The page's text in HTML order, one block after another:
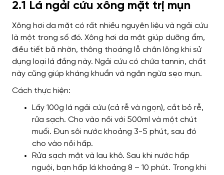
2.1 Lá ngải cứu xông mặt trị mụn
Xông hơi da mặt có rất nhiều nguyên liệu và ngải cứu
là một trong số đó. Xông hơi da mặt giúp dưỡng ẩm,
điều tiết bã nhờn, thông thoáng lỗ chân lông khi sử
dụng loại lá đắng này. Ngải cứu có chứa tannin, chất
này cũng giúp kháng khuẩn và ngăn ngừa sẹo mụn.
Cách thực hiện:
Lấy 100g lá ngải cứu (cả rễ và ngọn), cắt bỏ rễ,
rửa sạch. Cho vào nồi với 500ml và một chút
muối. Đun sôi nước khoảng 3-5 phút, sau đó
cho vào nồi hấp.
Rửa sạch mặt và lau khô. Sau khi nước hấp
nguội, bạn hấp lá khoảng 8 – 10 phút. Trong khi